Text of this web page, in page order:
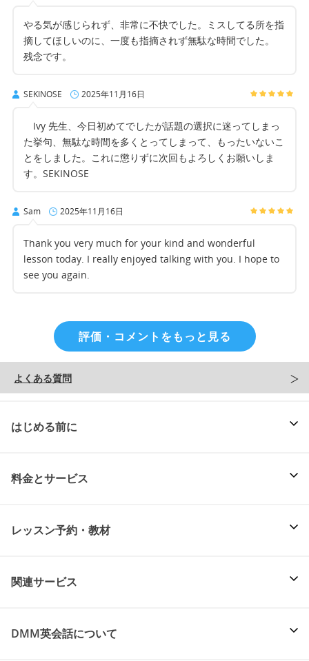
やる気が感じられず、非常に不快でした。ミスしてる所を指
摘してほしいのに、一度も指摘されず無駄な時間でした。
残念です。
SEKINOSE 2025年11月16日
Ivy 先生、今日初めてでしたが話題の選択に迷ってしまっ
た挙句、無駄な時間を多くとってしまって、もったいないこ
とをしました。これに懲りずに次回もよろしくお願いしま
す。SEKINOSE
Sam 2025年11月16日
Thank you very much for your kind and wonderful
lesson today. I really enjoyed talking with you. I hope to
see you again.
評価・コメントをもっと見る
よくある質問
はじめる前に
料金とサービス
レッスン予約・教材
関連サービス
DMM英会話について